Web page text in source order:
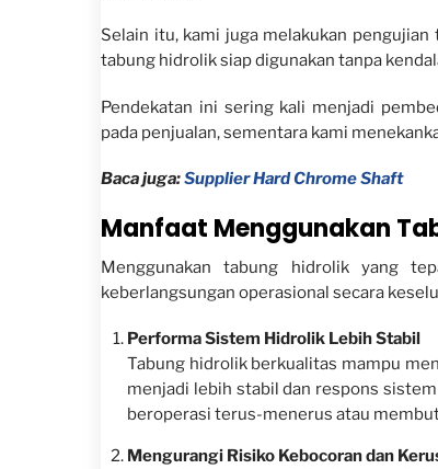
Selain itu, kami juga melakukan
tabung hidrolik siap digunakan tanpa
Pendekatan ini sering kali menjadi
pada penjualan, sementara kami
Baca juga:Supplier Hard Chrome Shaft
Manfaat Menggunakan
Menggunakan tabung hidrolik yang
keberlangsungan operasional secara
Performa Sistem Hidrolik Lebih Stabil
Tabung hidrolik berkualitas mampu
menjadi lebih stabil dan respons
beroperasi terus-menerus atau
Mengurangi Risiko Kebocoran dan